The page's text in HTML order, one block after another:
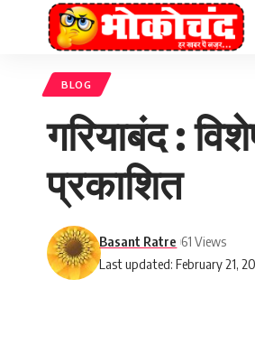
BLOG
गरियाबंद :
प्रकाशित
Last updated: February 21,
Basant Ratre 61 Views